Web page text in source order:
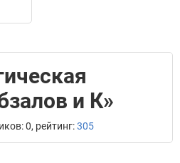
и К»
0, рейтинг:305